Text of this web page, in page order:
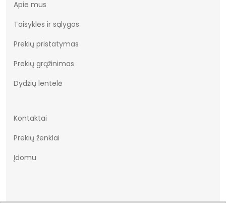
Apie mus
Taisyklės ir sąlygos
Prekių pristatymas
Prekių grąžinimas
Dydžių lentelė
Kontaktai
Prekių ženklai
Įdomu